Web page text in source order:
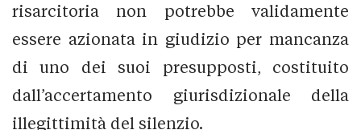
risarcitoria non potrebbe validamente
essere azionata in giudizio per mancanza
di uno dei suoi presupposti, costituito
dall’accertamento giurisdizionale della
illegittimità del silenzio.